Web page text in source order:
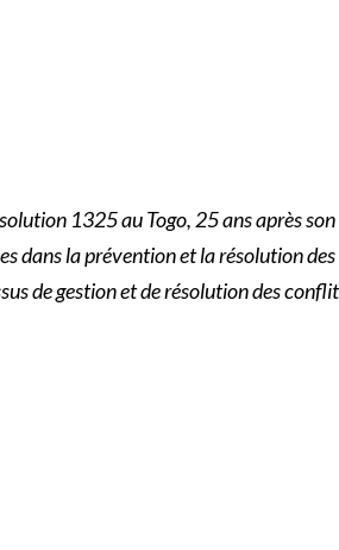
1325 au Togo, 25 ans après
la prévention et la résolution
de gestion et de résolution des